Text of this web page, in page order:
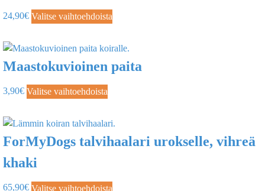
24,90€ Valitse vaihtoehdoista
Maastokuvioinen paita
3,90€ Valitse vaihtoehdoista
ForMyDogs talvihaalari urokselle, vihreä
khaki
65,90€ Valitse vaihtoehdoista